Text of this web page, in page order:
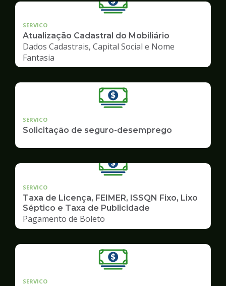
SERVICO
Atualização Cadastral do Mobiliário
Dados Cadastrais, Capital Social e Nome
Fantasia
SERVICO
Solicitação de seguro-desemprego
SERVICO
Taxa de Licença, FEIMER, ISSQN Fixo, Lixo
Séptico e Taxa de Publicidade
Pagamento de Boleto
SERVICO